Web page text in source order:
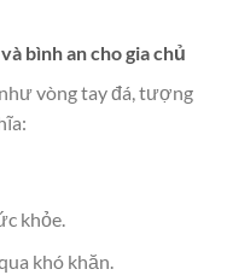
bình an cho gia chủ
vòng tay đá, tượng
khỏe.
khó khăn.